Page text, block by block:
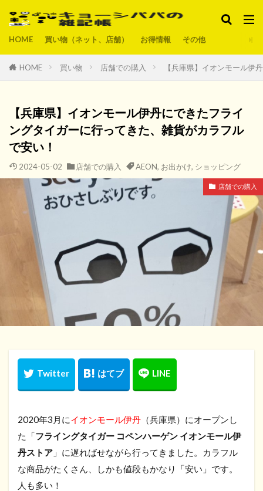
HOME 買い物（ネット、店舗） お得情報 その他
HOME 買い物 店舗での購入 【兵庫県】イオンモール伊
【兵庫県】イオンモール伊丹にできたフライ
ングタイガーに行ってきた、雑貨がカラフル
で安い！
2024-05-02 店舗での購入 AEON, お出かけ, ショッピング
店舗での購入
2020年3月にイオンモール伊丹 （兵庫県）にオープンし
た「フライングタイガー コペンハーゲン イオンモール伊
丹ストア 」に遅ればせながら行ってきました。カラフル
な商品がたくさん、しかも値段もかなり「安い」です。
人も多い！